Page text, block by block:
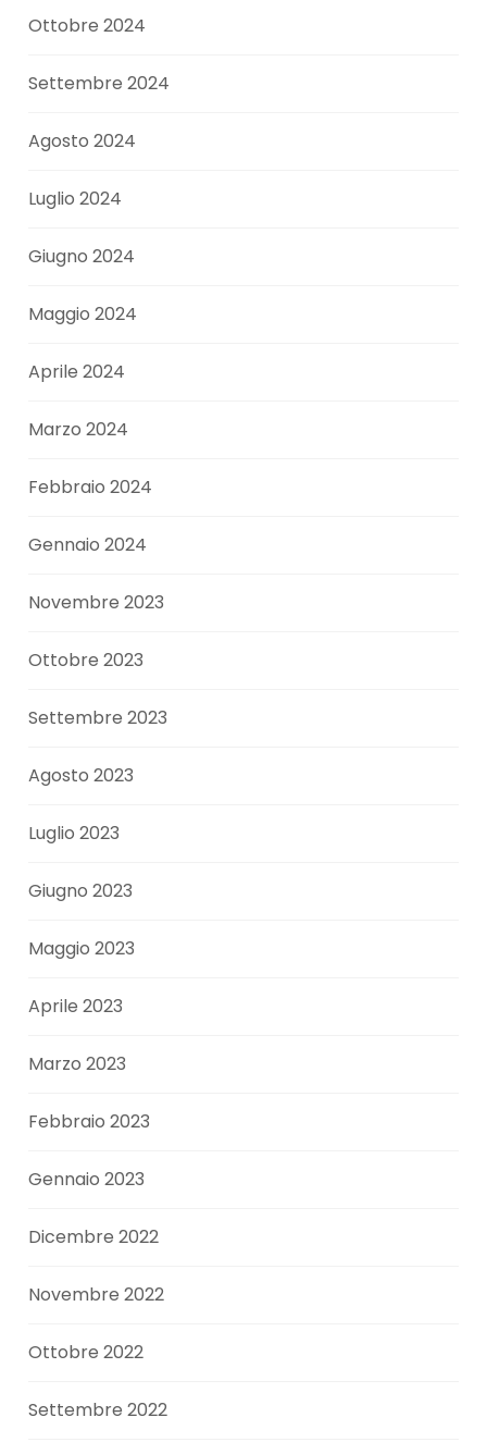
Ottobre 2024
Settembre 2024
Agosto 2024
Luglio 2024
Giugno 2024
Maggio 2024
Aprile 2024
Marzo 2024
Febbraio 2024
Gennaio 2024
Novembre 2023
Ottobre 2023
Settembre 2023
Agosto 2023
Luglio 2023
Giugno 2023
Maggio 2023
Aprile 2023
Marzo 2023
Febbraio 2023
Gennaio 2023
Dicembre 2022
Novembre 2022
Ottobre 2022
Settembre 2022